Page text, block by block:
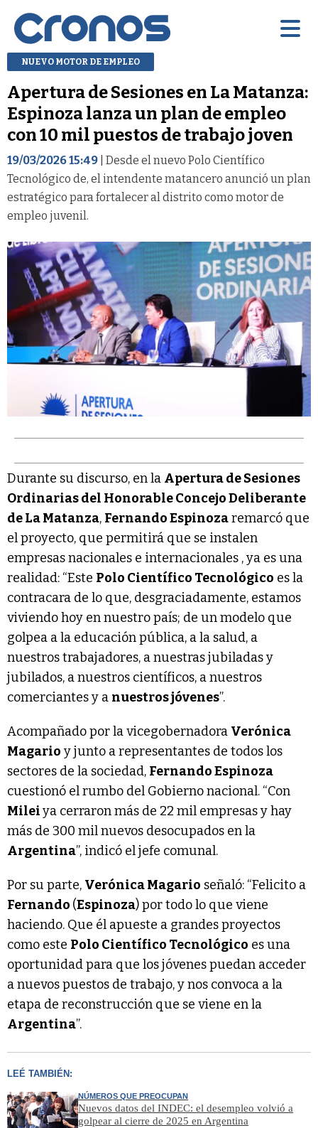
NUEVO MOTOR DE EMPLEO
Apertura de Sesiones en La Matanza:
Espinoza lanza un plan de empleo
con 10 mil puestos de trabajo joven
19/03/2026 15:49 | Desde el nuevo Polo Científico
Tecnológico de, el intendente matancero anunció un plan
estratégico para fortalecer al distrito como motor de
empleo juvenil.
Durante su discurso, en la Apertura de Sesiones
Ordinarias del Honorable Concejo Deliberante
de La Matanza, Fernando Espinozaremarcó que
el proyecto, que permitirá que se instalen
empresas nacionales e internacionales , ya es una
realidad: “Este Polo Científico Tecnológico es la
contracara de lo que, desgraciadamente, estamos
viviendo hoy en nuestro país; de un modelo que
golpea a la educación pública, a la salud, a
nuestros trabajadores, a nuestras jubiladas y
jubilados, a nuestros científicos, a nuestros
comerciantes y a nuestros jóvenes”.
Acompañado por la vicegobernadora Verónica
Magario y junto a representantes de todos los
sectores de la sociedad, Fernando Espinoza
cuestionó el rumbo del Gobierno nacional. “Con
Mileiya cerraron más de 22 mil empresas y hay
más de 300 mil nuevos desocupados en la
Argentina”, indicó el jefe comunal.
Por su parte, Verónica Magario señaló: “Felicito a
Fernando (Espinoza) por todo lo que viene
haciendo. Que él apueste a grandes proyectos
como este Polo Científico Tecnológico es una
oportunidad para que los jóvenes puedan acceder
a nuevos puestos de trabajo, y nos convoca a la
etapa de reconstrucción que se viene en la
Argentina”.
LEÉ TAMBIÉN:
NÚMEROS QUE PREOCUPAN
Nuevos datos del INDEC: el desempleo volvió a
golpear al cierre de 2025 en Argentina